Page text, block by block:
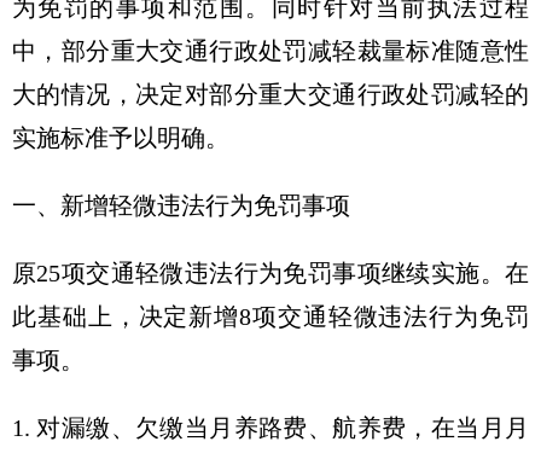
为免罚的事项和范围。同时针对当前执法过程
中，部分重大交通行政处罚减轻裁量标准随意性
大的情况，决定对部分重大交通行政处罚减轻的
实施标准予以明确。
一、新增轻微违法行为免罚事项
原25项交通轻微违法行为免罚事项继续实施。在
此基础上，决定新增8项交通轻微违法行为免罚
事项。
1. 对漏缴、欠缴当月养路费、航养费，在当月月